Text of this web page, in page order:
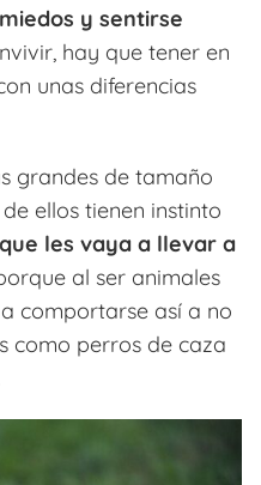
y sentirse
hay que tener en
unas diferencias
grandes de tamaño
ellos tienen instinto
les vaya a llevar a
porque al ser animales
comportarse así a no
como perros de caza